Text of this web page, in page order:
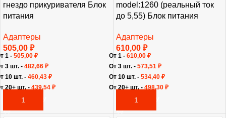
гнездо прикуривателя Блок
питания
Адаптеры
505,00 ₽
В КОРЗИНУ
1 - 505,00 ₽
3 шт. - 482,66 ₽
10 шт. - 460,43 ₽
20+ шт. - 439,54 ₽
model:1260 (реальный ток
до 5,55) Блок питания
Адаптеры
610,00 ₽
В КОРЗИНУ
От 1 - 610,00 ₽
От 3 шт. - 573,51 ₽
От 10 шт. - 534,40 ₽
От 20+ шт. - 498,30 ₽